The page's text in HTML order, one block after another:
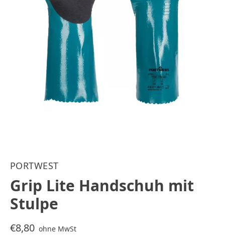
PORTWEST
Grip Lite Handschuh mit
Stulpe
€8,80 ohne MwSt